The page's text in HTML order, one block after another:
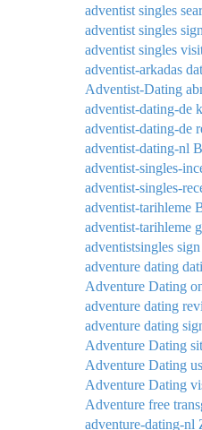
adventist singles
adventist singles
adventist singles
adventist-arkadas
Adventist-Dating
adventist-dating-de
adventist-dating-de
adventist-dating-nl
adventist-singles-
adventist-singles-
adventist-tarihleme
adventist-tarihleme
adventistsingles
adventure dating
Adventure Dating
adventure dating
adventure dating
Adventure Dating
Adventure Dating
Adventure Dating
Adventure free
adventure-dating-nl